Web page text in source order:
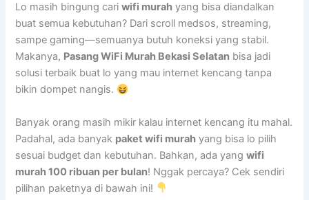
Lo masih bingung cariwifi murah yang bisa diandalkan
buat semua kebutuhan? Dari scroll medsos, streaming,
sampe gaming—semuanya butuh koneksi yang stabil.
Makanya, Pasang WiFi Murah Bekasi Selatan bisa jadi
solusi terbaik buat lo yang mau internet kencang tanpa
bikin dompet nangis.
Banyak orang masih mikir kalau internet kencang itu mahal.
Padahal, ada banyak paket wifi murah yang bisa lo pilih
sesuai budget dan kebutuhan. Bahkan, ada yangwifi
murah 100 ribuan per bulan! Nggak percaya? Cek sendiri
pilihan paketnya di bawah ini!